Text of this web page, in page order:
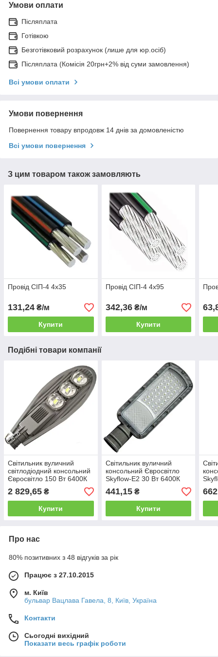
Умови оплати
Післяплата
Готівкою
Безготівковий розрахунок (лише для юр.осіб)
Післяплата (Комісія 20грн+2% від суми замовлення)
Всі умови оплати
Умови повернення
Повернення товару впродовж 14 днів за домовленістю
Всі умови повернення
З цим товаром також замовляють
Провід СІП-4 4х35
131,24 ₴/м
Купити
Провід СІП-4 4х95
342,36₴/м
Купити
Подібні товари компанії
Світильник вуличний
світлодіодний консольний
Євросвітло 150 Вт 6400К
ST-150-07 IP65 15000 Лм
2 829,65 ₴
Купити
Світильник вуличний
консольний Євросвітло
Skyflow-E2 30 Вт 6400К
441,15₴
Купити
Про нас
80% позитивних з 48 відгуків за рік
Працює з 27.10.2015
м. Київ
бульвар Вацлава Гавела, 8, Київ, Україна
Контакти
Сьогодні вихідний
Показати весь графік роботи